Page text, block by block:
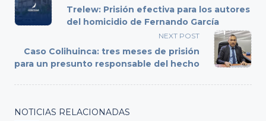
class="nav-
subtitle
reader-
text">Page</span>
Trelew: Prisión efectiva para los autores
del homicidio de Fernando García
NEXT POST
Caso Colihuinca: tres meses de prisión
para un presunto responsable del hecho
NOTICIAS RELACIONADAS